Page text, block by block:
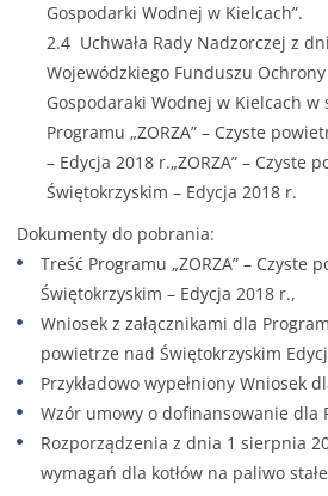
Gospodarki Wodnej w Kielcach”.
2.4 Uchwała Rady Nadzorczej z
Wojewódzkiego Funduszu
Gospodaraki Wodnej w Kielcach
Programu „ZORZA” – Czyste
– Edycja 2018 r.„ZORZA” – Czyste
Świętokrzyskim – Edycja 2018 r.
Dokumenty do pobrania:
Treść Programu „ZORZA” – Czyste
Świętokrzyskim – Edycja 2018 r.,
Wniosek z załącznikami dla
powietrze nad Świętokrzyskim
Przykładowo wypełniony Wniosek
Wzór umowy o dofinansowanie dla
Rozporządzenia z dnia 1 sierpnia
wymagań dla kotłów na paliwo